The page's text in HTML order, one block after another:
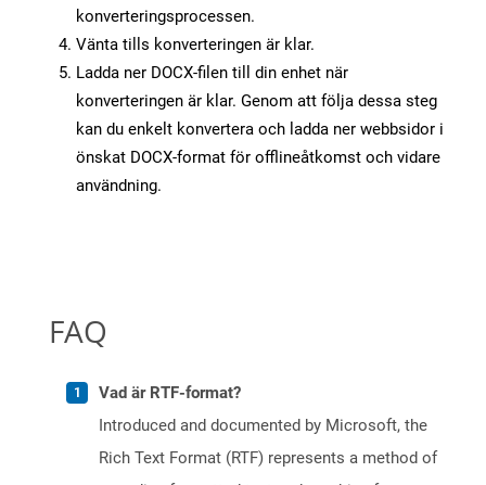
konverteringsprocessen.
Vänta tills konverteringen är klar.
Ladda ner DOCX-filen till din enhet när
konverteringen är klar. Genom att följa dessa steg
kan du enkelt konvertera och ladda ner webbsidor i
önskat DOCX-format för offlineåtkomst och vidare
användning.
FAQ
Vad är RTF-format?
Introduced and documented by Microsoft, the
Rich Text Format (RTF) represents a method of